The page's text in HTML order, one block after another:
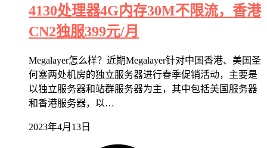
4130处理器4G内存30M不限流，香港
CN2独服399元/月
Megalayer怎么样？近期Megalayer针对中国香港、美国圣
何塞两处机房的独立服务器进行春季促销活动，主要是
以独立服务器和站群服务器为主，其中包括美国服务器
和香港服务器，以…
2023年4月13日